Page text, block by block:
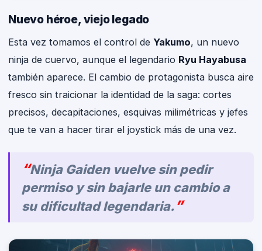
Nuevo héroe, viejo legado
Esta vez tomamos el control de Yakumo, un nuevo
ninja de cuervo, aunque el legendario Ryu Hayabusa
también aparece. El cambio de protagonista busca aire
fresco sin traicionar la identidad de la saga: cortes
precisos, decapitaciones, esquivas milimétricas y jefes
que te van a hacer tirar el joystick más de una vez.
Ninja Gaiden vuelve sin pedir
permiso y sin bajarle un cambio a
su dificultad legendaria.